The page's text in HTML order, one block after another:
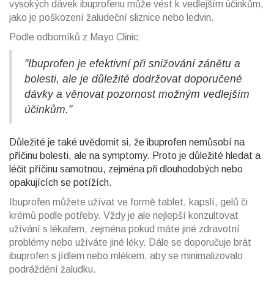
vysokých dávek ibuprofenu může vést k vedlejším účinkům,
jako je poškození žaludeční sliznice nebo ledvin.
Podle odborníků z Mayo Clinic:
"Ibuprofen je efektivní při snižování zánětu a
bolesti, ale je důležité dodržovat doporučené
dávky a věnovat pozornost možným vedlejším
účinkům."
Důležité je také uvědomit si, že ibuprofen nemůsobí na
příčinu bolesti, ale na symptomy. Proto je důležité hledat a
léčit příčinu samotnou, zejména při dlouhodobých nebo
opakujících se potížích.
Ibuprofen můžete užívat ve formě tablet, kapslí, gelů či
krémů podle potřeby. Vždy je ale nejlepší konzultovat
užívání s lékařem, zejména pokud máte jiné zdravotní
problémy nebo užíváte jiné léky. Dále se doporučuje brát
ibuprofen s jídlem nebo mlékem, aby se minimalizovalo
podráždění žaludku.